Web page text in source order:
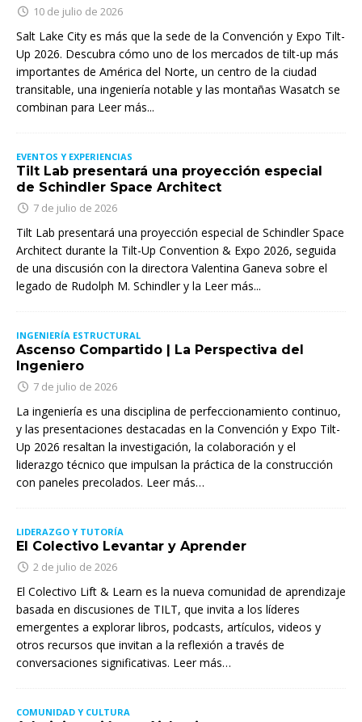
10 de julio de 2026
Salt Lake City es más que la sede de la Convención y Expo Tilt-
Up 2026. Descubra cómo uno de los mercados de tilt-up más
importantes de América del Norte, un centro de la ciudad
transitable, una ingeniería notable y las montañas Wasatch se
combinan para Leer más...
EVENTOS Y EXPERIENCIAS
Tilt Lab presentará una proyección especial
de Schindler Space Architect
7 de julio de 2026
Tilt Lab presentará una proyección especial de Schindler Space
Architect durante la Tilt-Up Convention & Expo 2026, seguida
de una discusión con la directora Valentina Ganeva sobre el
legado de Rudolph M. Schindler y la Leer más...
INGENIERÍA ESTRUCTURAL
Ascenso Compartido | La Perspectiva del
Ingeniero
7 de julio de 2026
La ingeniería es una disciplina de perfeccionamiento continuo,
y las presentaciones destacadas en la Convención y Expo Tilt-
Up 2026 resaltan la investigación, la colaboración y el
liderazgo técnico que impulsan la práctica de la construcción
con paneles precolados. Leer más…
LIDERAZGO Y TUTORÍA
El Colectivo Levantar y Aprender
2 de julio de 2026
El Colectivo Lift & Learn es la nueva comunidad de aprendizaje
basada en discusiones de TILT, que invita a los líderes
emergentes a explorar libros, podcasts, artículos, videos y
otros recursos que invitan a la reflexión a través de
conversaciones significativas. Leer más…
COMUNIDAD Y CULTURA